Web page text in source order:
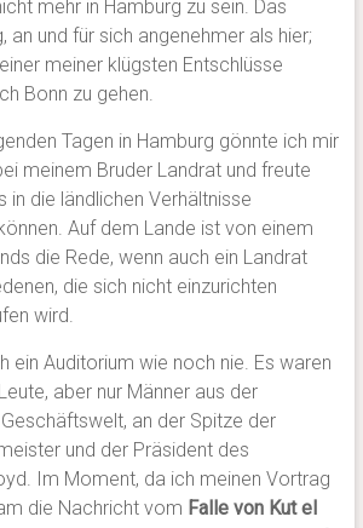
mehr in Hamburg zu sein. Das
an und für sich angenehmer als hier;
meiner klügsten Entschlüsse
Bonn zu gehen.
Tagen in Hamburg gönnte ich mir
meinem Bruder Landrat und freute
in die ländlichen Verhältnisse
Auf dem Lande ist von einem
die Rede, wenn auch ein Landrat
die sich nicht einzurichten
wird.
ein Auditorium wie noch nie. Es waren
aber nur Männer aus der
an der Spitze der
und der Präsident des
Im Moment, da ich meinen Vortrag
die Nachricht vom Falle von Kut el